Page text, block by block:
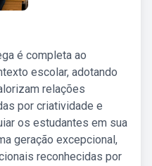
é completa ao
escolar, adotando
relações
por criatividade e
os estudantes em sua
geração excepcional,
reconhecidas por